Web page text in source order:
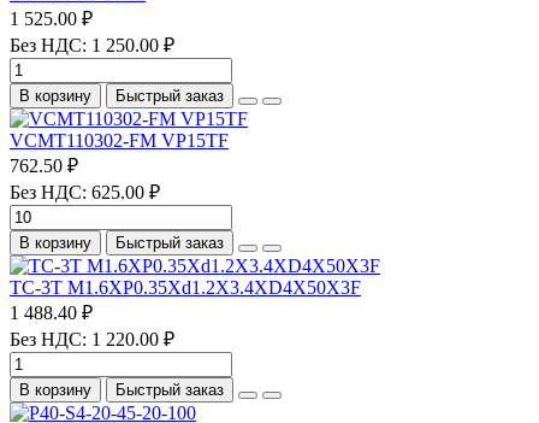
1 525.00 ₽
Без НДС: 1 250.00 ₽
В корзину Быстрый заказ
VCMT110302-FM VP15TF
762.50 ₽
Без НДС: 625.00 ₽
В корзину Быстрый заказ
TC-3T M1.6XP0.35Xd1.2X3.4XD4X50X3F
1 488.40 ₽
Без НДС: 1 220.00 ₽
В корзину Быстрый заказ